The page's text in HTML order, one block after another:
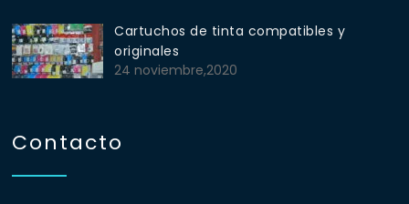
Cartuchos de tinta compatibles y
originales
24 noviembre,2020
Contacto